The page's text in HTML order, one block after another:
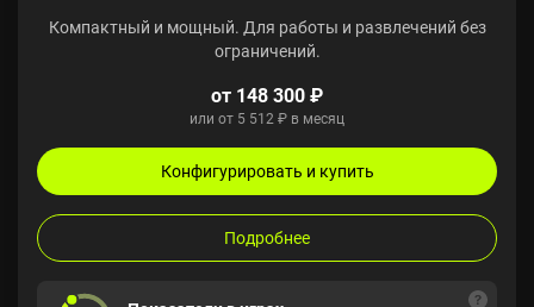
Компактный и мощный. Для работы и развлечений без
ограничений.
от 148 300 ₽
или от 5 512 ₽ в месяц
Конфигурировать и купить
Подробнее